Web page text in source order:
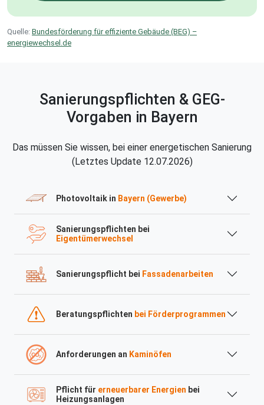
Quelle: Bundesförderung für effiziente Gebäude (BEG) –
energiewechsel.de
Sanierungspflichten & GEG-
Vorgaben in Bayern
Das müssen Sie wissen, bei einer energetischen Sanierung
(Letztes Update 12.07.2026)
Photovoltaik in Bayern (Gewerbe)
Sanierungspflichten bei
Eigentümerwechsel
Sanierungspflicht bei Fassadenarbeiten
Beratungspflichten bei Förderprogrammen
Anforderungen an Kaminöfen
Pflicht für erneuerbarer Energien bei
Heizungsanlagen